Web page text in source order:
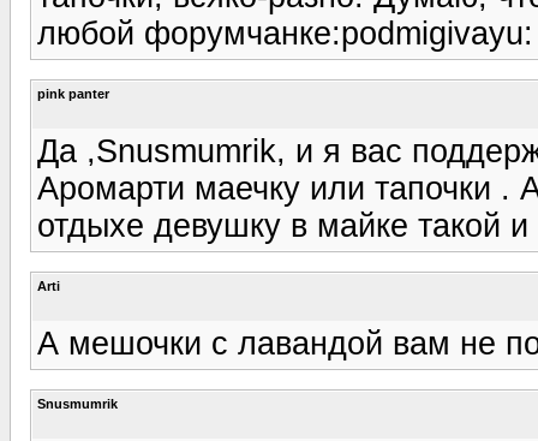
любой форумчанке:podmigivayu:
pink panter
Да ,Snusmumrik, и я вас
Аромарти маечку или тапочки .
отдыхе девушку в майке такой
Arti
А мешочки с лавандой вам не
Snusmumrik